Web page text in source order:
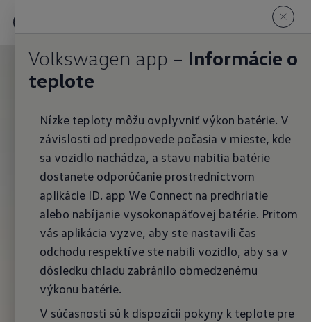
Volkswagen app – Informácie o
teplote
Nízke teploty môžu ovplyvniť výkon batérie. V
závislosti od predpovede počasia v mieste, kde
sa vozidlo nachádza, a stavu nabitia batérie
dostanete odporúčanie prostredníctvom
aplikácie ID. app We Connect na predhriatie
alebo nabíjanie vysokonapäťovej batérie. Pritom
vás aplikácia vyzve, aby ste nastavili čas
odchodu respektíve ste nabili vozidlo, aby sa v
dôsledku chladu zabránilo obmedzenému
výkonu batérie.
V súčasnosti sú k dispozícii pokyny k teplote pre